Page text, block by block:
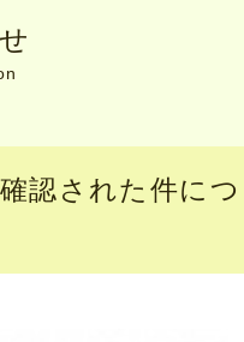
認された件につ